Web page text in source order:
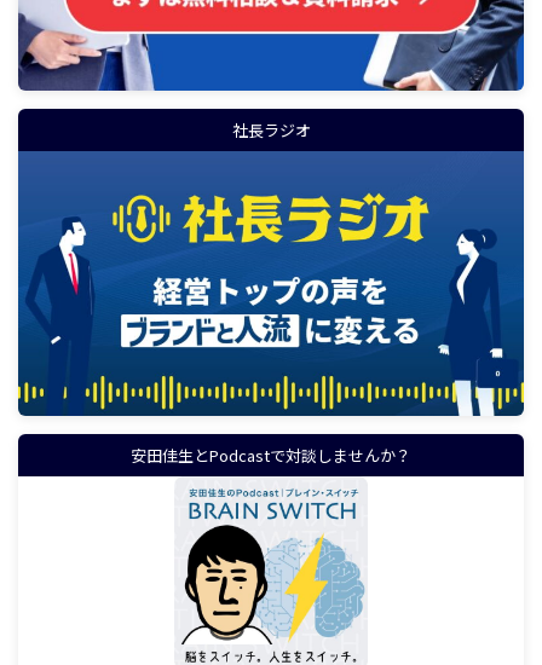
社長ラジオ
安田佳生とPodcastで対談しませんか？